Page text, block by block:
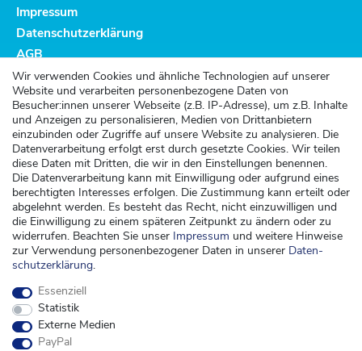
Wir verwenden Cookies und ähnliche Technologien auf unserer
Website und verarbeiten personenbezogene Daten von
Besucher:innen unserer Webseite (z.B. IP-Adresse), um z.B. Inhalte
und Anzeigen zu personalisieren, Medien von Drittanbietern
einzubinden oder Zugriffe auf unsere Website zu analysieren. Die
Datenverarbeitung erfolgt erst durch gesetzte Cookies. Wir teilen
diese Daten mit Dritten, die wir in den Einstellungen benennen.
Die Datenverarbeitung kann mit Einwilligung oder aufgrund eines
berechtigten Interesses erfolgen. Die Zustimmung kann erteilt oder
abgelehnt werden. Es besteht das Recht, nicht einzuwilligen und
die Einwilligung zu einem späteren Zeitpunkt zu ändern oder zu
widerrufen. Beachten Sie unser Impressum und weitere Hinweise
zur Verwendung personenbezogener Daten in unserer Daten­
schutz­erklärung.
Essenziell
Statistik
Externe Medien
PayPal
Impressum
Datenschutzerklärung
AGB
Altbatterieentsorgung
Kundenservice
Versand
Zahlung
Widerrufsrecht
Widerrufsformular
Kontakt
kontakt@kinderspieleland.de
Montag, Dienstag, Freitag von 7.30 bis 15.00 Uhr
Anrufe aus dem dt. Festnetz zum Ortstarif, Preise aus dem Mobilfunknetz ggf.
abweichend (abhängig vom Provider).